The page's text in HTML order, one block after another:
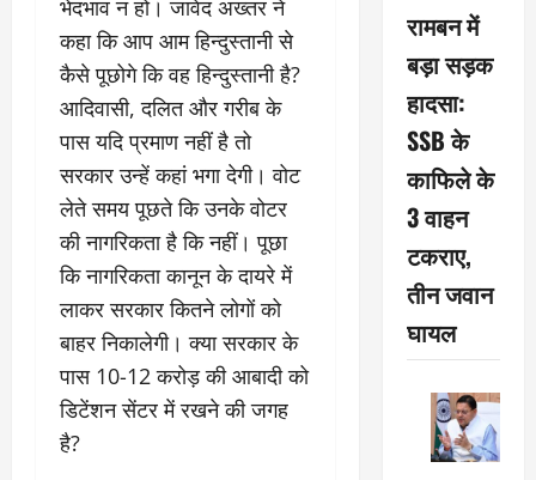
भेदभाव न हो। जावेद अख्तर ने
कहा कि आप आम हिन्दुस्तानी से
कैसे पूछोगे कि वह हिन्दुस्तानी है?
आदिवासी, दलित और गरीब के
पास यदि प्रमाण नहीं है तो
सरकार उन्हें कहां भगा देगी। वोट
लेते समय पूछते कि उनके वोटर
की नागरिकता है कि नहीं। पूछा
कि नागरिकता कानून के दायरे में
लाकर सरकार कितने लोगों को
बाहर निकालेगी। क्या सरकार के
पास 10-12 करोड़ की आबादी को
डिटेंशन सेंटर में रखने की जगह
है?
रामबन में
बड़ा सड़क
हादसा:
SSB के
काफिले के
3 वाहन
टकराए,
तीन जवान
घायल